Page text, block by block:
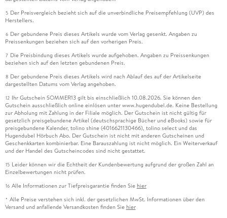
5 Der Preisvergleich bezieht sich auf die unverbindliche Preisempfehlung (UVP) des
Herstellers.
6 Der gebundene Preis dieses Artikels wurde vom Verlag gesenkt. Angaben zu
Preissenkungen beziehen sich auf den vorherigen Preis.
7 Die Preisbindung dieses Artikels wurde aufgehoben. Angaben zu Preissenkungen
beziehen sich auf den letzten gebundenen Preis.
8 Der gebundene Preis dieses Artikels wird nach Ablauf des auf der Artikelseite
dargestellten Datums vom Verlag angehoben.
12 Ihr Gutschein SOMMER13 gilt bis einschließlich 10.08.2026. Sie können den
Gutschein ausschließlich online einlösen unter www.hugendubel.de. Keine Bestellung
zur Abholung mit Zahlung in der Filiale möglich. Der Gutschein ist nicht gültig für
gesetzlich preisgebundene Artikel (deutschsprachige Bücher und eBooks) sowie für
preisgebundene Kalender, tolino shine (4016621130466), tolino select und das
Hugendubel Hörbuch Abo. Der Gutschein ist nicht mit anderen Gutscheinen und
Geschenkkarten kombinierbar. Eine Barauszahlung ist nicht möglich. Ein Weiterverkauf
und der Handel des Gutscheincodes sind nicht gestattet.
15 Leider können wir die Echtheit der Kundenbewertung aufgrund der großen Zahl an
Einzelbewertungen nicht prüfen.
16 Alle Informationen zur Tiefpreisgarantie finden Sie hier
* Alle Preise verstehen sich inkl. der gesetzlichen MwSt. Informationen über den
Versand und anfallende Versandkosten finden Sie hier